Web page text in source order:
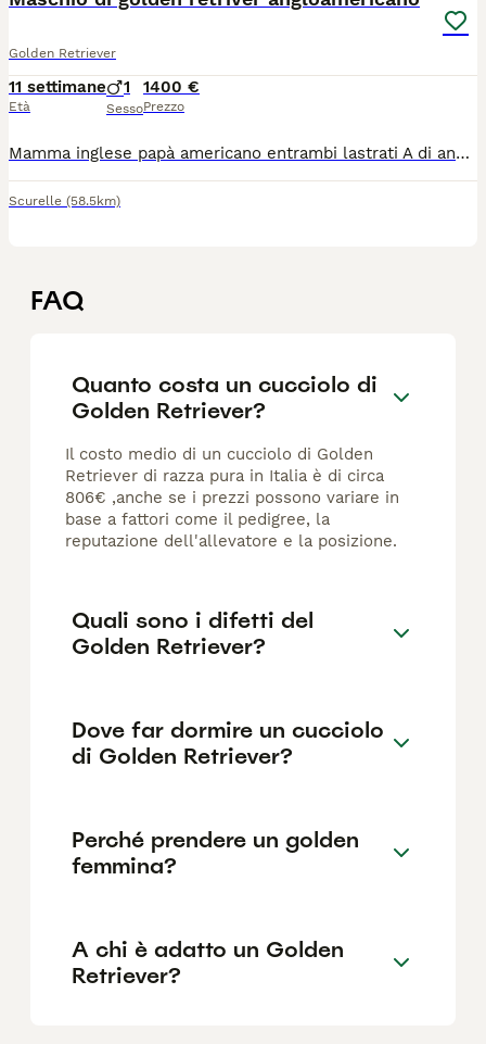
Golden Retriever
11 settimane
Età
1
Sesso
1400 €
Prezzo
Mamma inglese papà americano entrambi lastrati A di anche e 0 di gomito perfetti lastre,depositate con pedigre enci disponibile maschietto per il 16 luglio circa a 2 mesi sarà ceduto sverminato vaccinato e con pedigre genitori visibili a cinte tesino trentino
Scurelle (58.5km)
FAQ
Quanto costa un cucciolo di
Golden Retriever?
Il costo medio di un cucciolo di Golden
Retriever di razza pura in Italia è di circa
806€ ,anche se i prezzi possono variare in
base a fattori come il pedigree, la
reputazione dell'allevatore e la posizione.
Quali sono i difetti del
Golden Retriever?
Dove far dormire un cucciolo
di Golden Retriever?
Perché prendere un golden
femmina?
A chi è adatto un Golden
Retriever?